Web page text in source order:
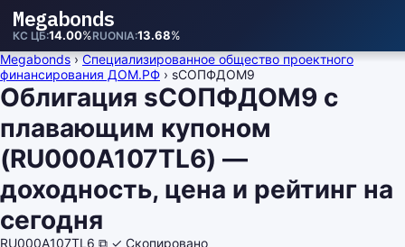
Megabonds
КС ЦБ 14.00%RUONIA 13.68%
Megabonds › Специализированное общество проектного
финансирования ДОМ.РФ › sСОПФДОМ9
Облигация sСОПФДОМ9 с
плавающим купоном
(RU000A107TL6) —
доходность, цена и рейтинг на
сегодня
RU000A107TL6 ⧉ ✓ Скопировано